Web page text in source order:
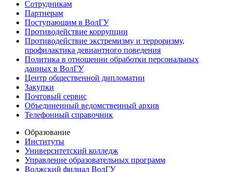
Сотрудникам
Партнерам
Поступающим в ВолГУ
Противодействие коррупции
Противодействие экстремизму и терроризму,
профилактика девиантного поведения
Политика в отношении обработки персональных
данных в ВолГУ
Центр общественной дипломатии
Закупки
Почтовый сервис
Объединенный ведомственный архив
Телефонный справочник
Образование
Институты
Университетский колледж
Управление образовательных программ
Волжский филиал ВолГУ